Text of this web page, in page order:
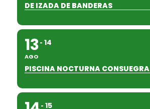
DE IZADA DE BANDERAS
13
AGO
14
PISCINA NOCTURNA CONSUEGRA
15